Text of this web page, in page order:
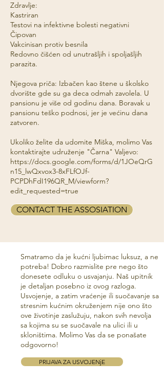
Zdravlje:
Kastriran
Testovi na infektivne bolesti negativni
Čipovan
Vakcinisan protiv besnila
Redovno čišćen od unutrašljih i spoljašljih
parazita.
Njegova priča: Izbačen kao štene u školsko
dvorište gde su ga deca odmah zavolela. U
pansionu je više od godinu dana. Boravak u
pansionu teško podnosi, jer je većinu dana
zatvoren.
Ukoliko želite da udomite Miška, molimo Vas
kontaktirajte udruženje "Čarna" Valjevo:
https://docs.google.com/forms/d/1JOeQrG
n15_lwQxvox3-8xFLfOJf-
PCPDhFdI196QR_M/viewform?
edit_requested=true
CONTACT THE ASSOSIATION
Smatramo da je kućni ljubimac luksuz, a ne
potreba! Dobro razmislite pre nego što
donesete odluku o usvajanju. Naš upitnik
je detaljan posebno iz ovog razloga.
Usvojenje, a zatim vraćenje ili suočavanje sa
stresnim kućnim okruženjem nije ono što
ove životinje zaslužuju, nakon svih nevolja
sa kojima su se suočavale na ulici ili u
skloništima. Molimo Vas da se ponašate
odgovorno!
PRIJAVA ZA USVOJENjE